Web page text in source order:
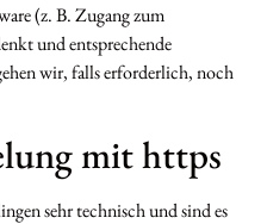
(z. B. Zugang zum
und entsprechende
wir, falls erforderlich, noch
mit https
sehr technisch und sind es